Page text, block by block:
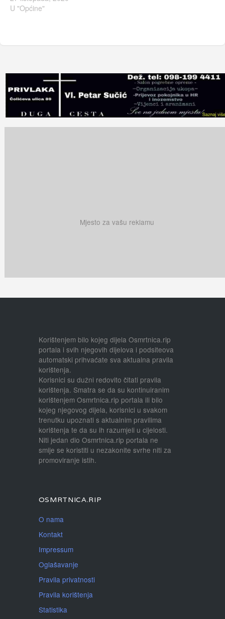
U "Općine"
Mjesto za vašu reklamu
Korištenjem bilo kojeg dijela Osmrtnica.rip
portala i svih njegovih dijelova i podsiteova
automatski prihvaćate sva aktualna pravila
korištenja.
Korisnici su dužni redovito čitati pravila
korištenja. Smatra se da su kontinuiranim
korištenjem Osmrtnica.rip portala ili bilo
kojeg njegovog dijela, korisnici u svakom
trenutku upoznati s aktualnim pravilima
korištenja te da su ih razumjeli u cijelosti.
Niti jedan dio Osmrtnica.rip portala ne
smije se koristiti u nezakonite svrhe niti za
promoviranje istih.
OSMRTNICA.RIP
O nama
Kontakt
Impressum
Oglašavanje
Pravila privatnosti
Pravila korištenja
Statistika